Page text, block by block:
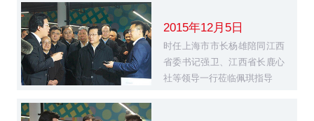
2015年12月5日
时任上海市市长杨雄陪同江西
省委书记强卫、江西省长鹿心
社等领导一行莅临佩琪指导